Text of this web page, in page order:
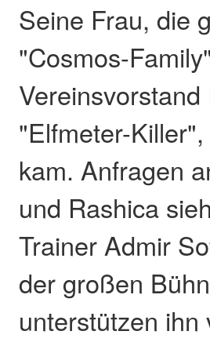
Seine Frau, die
"Cosmos-
"Elfmeter-
kam. Anfragen
und Rashica
Trainer Admir
der großen
unterstützen